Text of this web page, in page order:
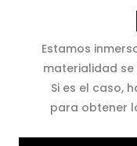
Estamos
materialidad
Si es el caso,
para obtener